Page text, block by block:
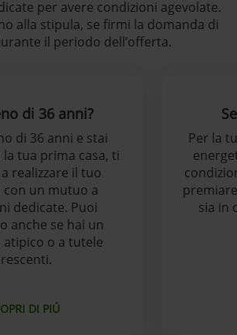
per avere condizioni agevolate.
alla stipula, se firmi la domanda di
il periodo dell’offerta.
di 36 anni?
di 36 anni e stai
tua prima casa, ti
realizzare il tuo
un mutuo a
dedicate. Puoi
anche se hai un
o a tutele
DI PIÚ
Per la
sia in